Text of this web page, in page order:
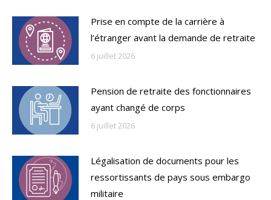
Prise en compte de la carrière à
l’étranger avant la demande de retraite
6 juillet 2026
Pension de retraite des fonctionnaires
ayant changé de corps
6 juillet 2026
Légalisation de documents pour les
ressortissants de pays sous embargo
militaire